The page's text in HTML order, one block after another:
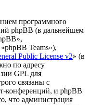
программного
phpBB (в дальнейшем
Teams»),
Public License v2» (в
по адресу
GPL для
связаны с
конференций, и phpBB
что администрация